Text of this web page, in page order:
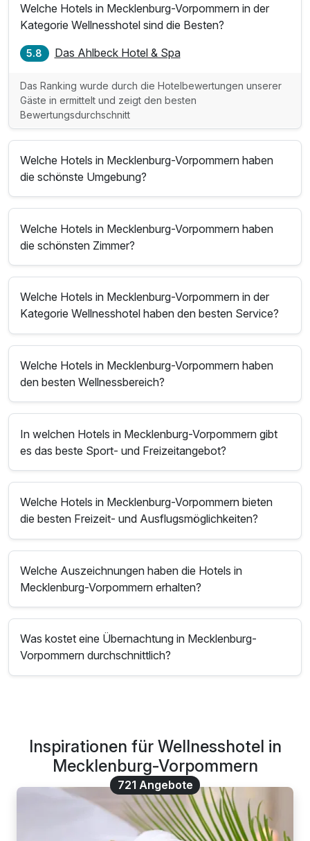
Welche Hotels in Mecklenburg-Vorpommern in der
Kategorie Wellnesshotel sind die Besten?
5.8 Das Ahlbeck Hotel & Spa
Das Ranking wurde durch die Hotelbewertungen unserer
Gäste in ermittelt und zeigt den besten
Bewertungsdurchschnitt
Welche Hotels in Mecklenburg-Vorpommern haben
die schönste Umgebung?
Welche Hotels in Mecklenburg-Vorpommern haben
die schönsten Zimmer?
Welche Hotels in Mecklenburg-Vorpommern in der
Kategorie Wellnesshotel haben den besten Service?
Welche Hotels in Mecklenburg-Vorpommern haben
den besten Wellnessbereich?
In welchen Hotels in Mecklenburg-Vorpommern gibt
es das beste Sport- und Freizeitangebot?
Welche Hotels in Mecklenburg-Vorpommern bieten
die besten Freizeit- und Ausflugsmöglichkeiten?
Welche Auszeichnungen haben die Hotels in
Mecklenburg-Vorpommern erhalten?
Was kostet eine Übernachtung in Mecklenburg-
Vorpommern durchschnittlich?
Inspirationen für Wellnesshotel in
Mecklenburg-Vorpommern
721 Angebote